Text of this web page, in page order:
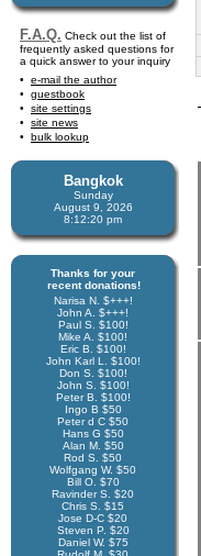
F.A.Q. Check out the list of
frequently asked questions for
a quick answer to your inquiry
e-mail the author
guestbook
site settings
site news
bulk lookup
Bangkok
Sunday
August 9, 2026
8:12:20 pm
Thanks for your
recent donations!
Narisa N. $+++!
John A. $+++!
Paul S. $100!
Mike A. $100!
Eric B. $100!
John Karl L. $100!
Don S. $100!
John S. $100!
Peter B. $100!
Ingo B $50
Peter d C $50
Hans G $50
Alan M. $50
Rod S. $50
Wolfgang W. $50
Bill O. $70
Ravinder S. $20
Chris S. $15
Jose D-C $20
Steven P. $20
Daniel W. $75